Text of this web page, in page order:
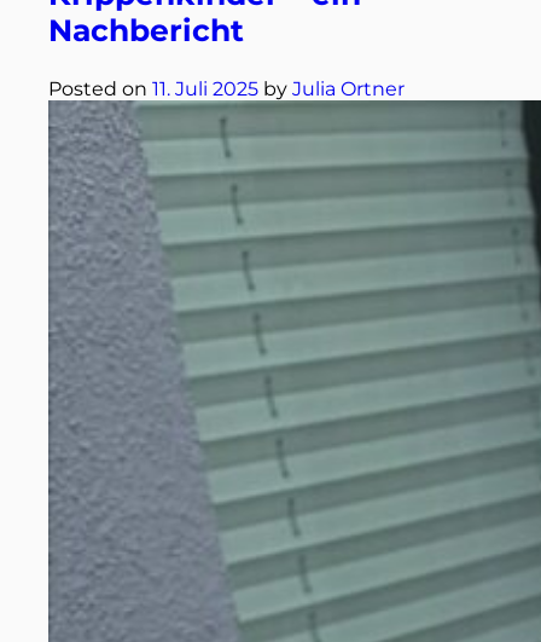
Nachbericht
Posted on 11. Juli 2025 by Julia Ortner